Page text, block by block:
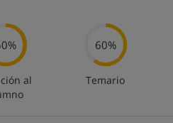
al
60%
Temario